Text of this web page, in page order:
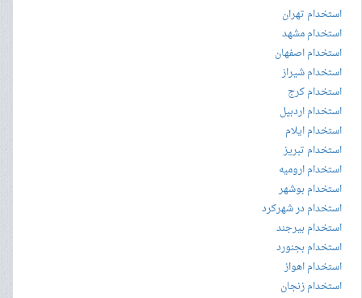
استخدام تهران
استخدام مشهد
استخدام اصفهان
استخدام شیراز
استخدام کرج
استخدام اردبیل
استخدام ایلام
استخدام تبریز
استخدام ارومیه
استخدام بوشهر
استخدام در شهرکرد
استخدام بیرجند
استخدام بجنورد
استخدام اهواز
استخدام زنجان